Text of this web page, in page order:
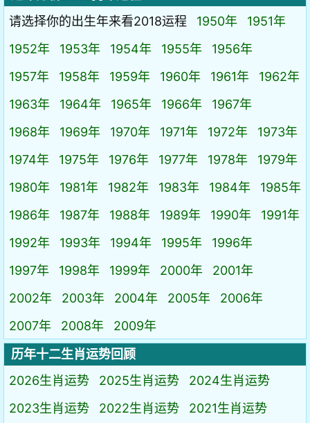
请选择你的出生年来看2018运程
1950年
1951年
1952年
1953年 1954年 1955年
1956年
1957年
1958年 1959年 1960年 1961年
1962年
1963年
1964年 1965年 1966年
1967年
1968年
1969年 1970年 1971年 1972年
1973年
1974年
1975年 1976年 1977年 1978年
1979年
1980年
1981年 1982年 1983年 1984年
1985年
1986年
1987年 1988年 1989年 1990年
1991年
1992年
1993年 1994年 1995年
1996年
1997年
1998年 1999年 2000年
2001年
2002年
2003年 2004年 2005年
2006年
2007年
2008年
2009年
历年十二生肖运势回顾
2026生肖运势
2025生肖运势
2024生肖运势
2023生肖运势
2022生肖运势 2021生肖运势